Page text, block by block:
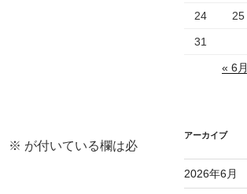
※ が付いている欄は必
24 25
31
« 6月
アーカイブ
2026年6月